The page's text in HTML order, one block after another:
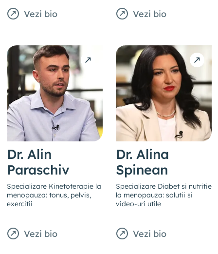
Vezi bio Vezi bio
Dr. Alin
Paraschiv
Specializare Kinetoterapie la
menopauza: tonus, pelvis,
exercitii
Vezi bio
Dr. Alina
Spinean
Specializare Diabet si nutritie
la menopauza: solutii si
video-uri utile
Vezi bio